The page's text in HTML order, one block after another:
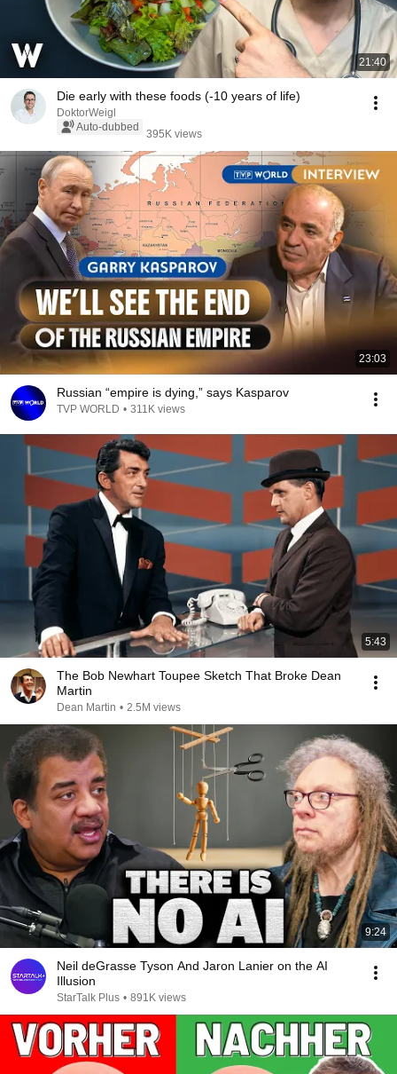
21:40
Die early with these foods (-10 years of life)
DoktorWeigl
Auto-dubbed
395K views
23:03
Russian “empire is dying,” says Kasparov
TVP WORLD • 311K views
5:43
The Bob Newhart Toupee Sketch That Broke Dean
Martin
Dean Martin • 2.5M views
9:24
Neil deGrasse Tyson And Jaron Lanier on the AI
Illusion
StarTalk Plus • 891K views